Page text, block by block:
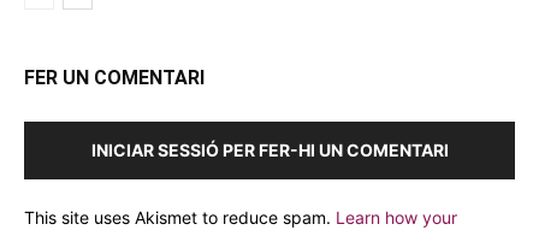
FER UN COMENTARI
INICIAR SESSIÓ PER FER-HI UN COMENTARI
This site uses Akismet to reduce spam. Learn how your